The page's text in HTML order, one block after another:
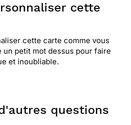
cette
cette carte comme vous
un petit mot dessus pour faire
et inoubliable.
d'autres questions